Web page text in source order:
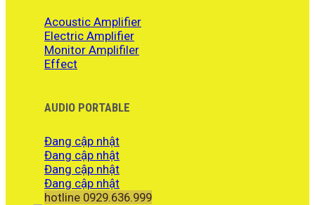
Acoustic Amplifier
Electric Amplifier
Monitor Amplifiler
Effect
AUDIO PORTABLE
Đang cập nhật
Đang cập nhật
Đang cập nhật
Đang cập nhật
hotline 0929.636.999